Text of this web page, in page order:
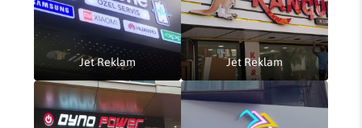
Jet Reklam Jet Reklam